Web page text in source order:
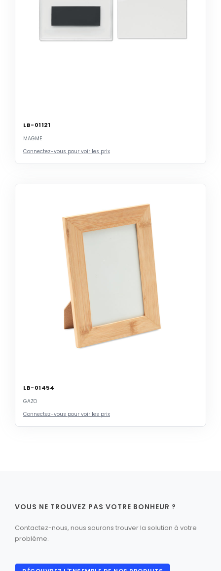
LB-01121
MAGME
Connectez-vous pour voir les prix
LB-01454
GAZO
Connectez-vous pour voir les prix
VOUS NE TROUVEZ PAS VOTRE BONHEUR ?
Contactez-nous, nous saurons trouver la solution à votre
problème.